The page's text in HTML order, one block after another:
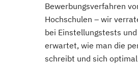
Bewerbungsverfahren
Hochschulen – wir
bei Einstellungstests
erwartet, wie man die
schreibt und sich